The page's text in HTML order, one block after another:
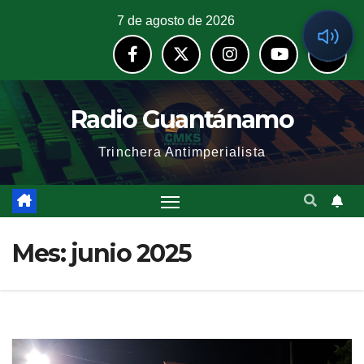
7 de agosto de 2026
Radio Guantánamo
Trinchera Antimperialista
Mes: junio 2025